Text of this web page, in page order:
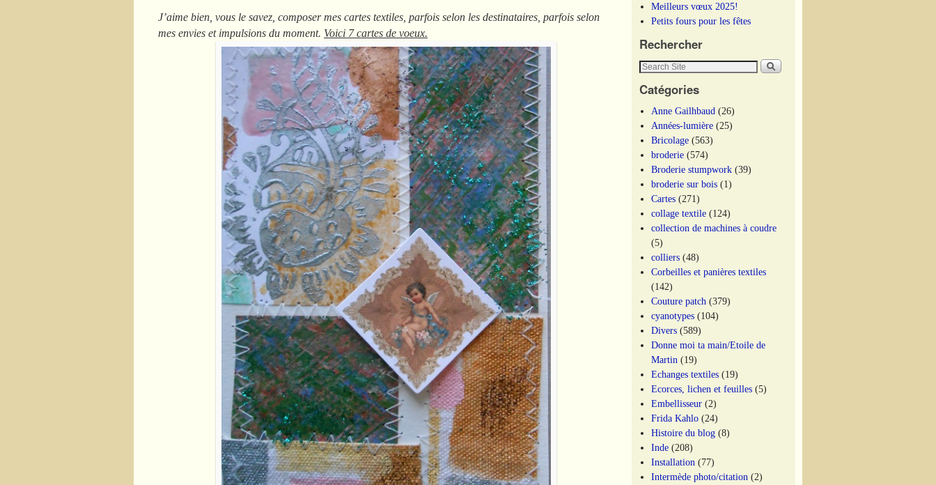
J’aime bien, vous le savez, composer mes cartes textiles, parfois selon les destinataires, parfois selon
mes envies et impulsions du moment. Voici 7 cartes de voeux.
Meilleurs vœux 2025!
Petits fours pour les fêtes
Rechercher
Catégories
Anne Gailhbaud (26)
Années-lumière (25)
Bricolage (563)
broderie (574)
Broderie stumpwork (39)
broderie sur bois (1)
Cartes (271)
collage textile (124)
collection de machines à coudre
(5)
colliers (48)
Corbeilles et panières textiles
(142)
Couture patch (379)
cyanotypes (104)
Divers (589)
Donne moi ta main/Etoile de
Martin (19)
Echanges textiles (19)
Ecorces, lichen et feuilles (5)
Embellisseur (2)
Frida Kahlo (24)
Histoire du blog (8)
Inde (208)
Installation (77)
Intermède photo/citation (2)